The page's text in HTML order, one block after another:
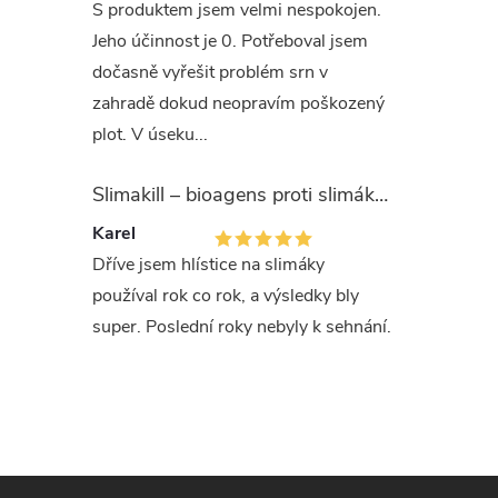
S produktem jsem velmi nespokojen.
Jeho účinnost je 0. Potřeboval jsem
dočasně vyřešit problém srn v
zahradě dokud neopravím poškozený
plot. V úseku...
Slimakill – bioagens proti slimákům (12 mil.)
Karel
Dříve jsem hlístice na slimáky
používal rok co rok, a výsledky bly
super. Poslední roky nebyly k sehnání.